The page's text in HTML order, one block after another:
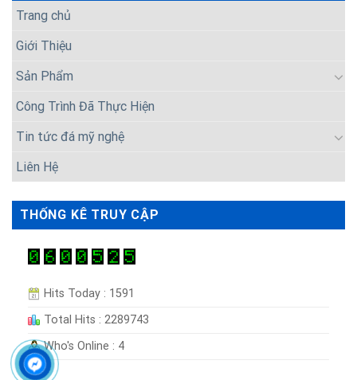
Trang chủ
Giới Thiệu
Sản Phẩm
Công Trình Đã Thực Hiện
Tin tức đá mỹ nghệ
Liên Hệ
THỐNG KÊ TRUY CẬP
Hits Today : 1591
Total Hits : 2289743
Who's Online : 4